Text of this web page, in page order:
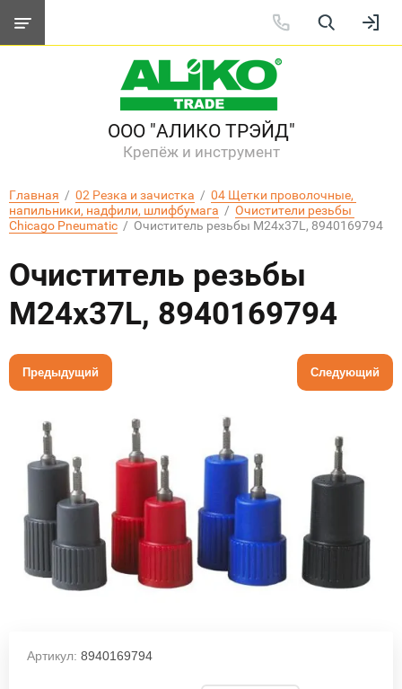
ООО "АЛИКО ТРЭЙД"
Крепёж и инструмент
Главная
  /
02 Резка и зачистка
  /
04 Щетки проволочные,
напильники, надфили, шлифбумага
  /
Очистители резьбы
Chicago Pneumatic
  /  Очиститель резьбы M24x37L, 8940169794
Очиститель резьбы
M24x37L, 8940169794
Предыдущий Следующий
Артикул: 8940169794